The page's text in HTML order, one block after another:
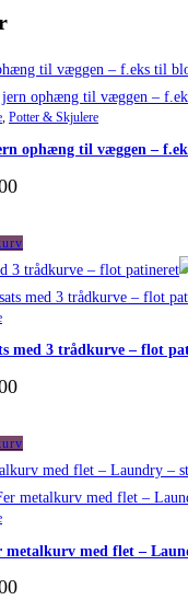
Potter & Skjulere
ophæng til væggen –
med 3 trådkurve – flot
metalkurv med flet –